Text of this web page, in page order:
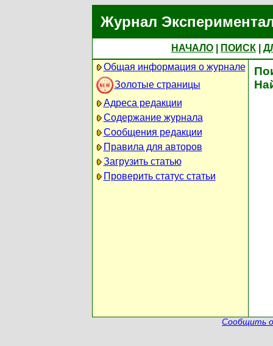
Журнал
НАЧАЛО ПОИСК
Общая информация о журнале
Золотые страницы
Адреса редакции
Содержание журнала
Сообщения редакции
Правила для авторов
Загрузить статью
Проверить статус статьи
Сообщить о